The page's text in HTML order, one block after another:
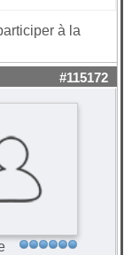
à la
#115172